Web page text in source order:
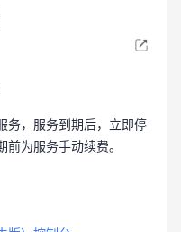
务，服务到期后，立即停
为服务手动续费。